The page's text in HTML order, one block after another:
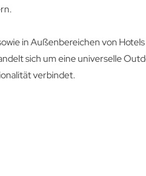
in Außenbereichen von
sich um eine universelle
verbindet.